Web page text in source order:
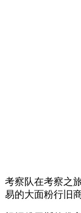
考察队在考察之
易的大面粉行旧